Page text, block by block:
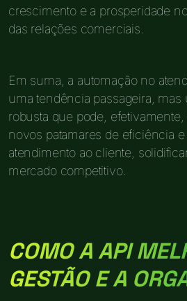
crescimento e a prosperidade
das relações comerciais.
Em suma, a automação no
uma tendência passageira, mas
robusta que pode,
novos patamares de eficiência
atendimento ao cliente,
mercado competitivo.
COMO A API
GESTÃO E A